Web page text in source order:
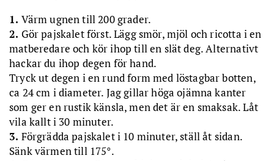
1. Värm ugnen till 200 grader.
2. Gör pajskalet först. Lägg smör, mjöl och ricotta i en
matberedare och kör ihop till en slät deg. Alternativt
hackar du ihop degen för hand.
Tryck ut degen i en rund form med löstagbar botten,
ca 24 cm i diameter. Jag gillar höga ojämna kanter
som ger en rustik känsla, men det är en smaksak. Låt
vila kallt i 30 minuter.
3. Förgrädda pajskalet i 10 minuter, ställ åt sidan.
Sänk värmen till 175°.